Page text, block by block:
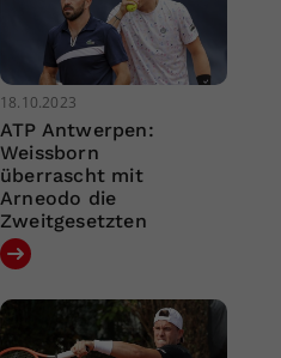
18.10.2023
ATP Antwerpen:
Weissborn
überrascht mit
Arneodo die
Zweitgesetzten